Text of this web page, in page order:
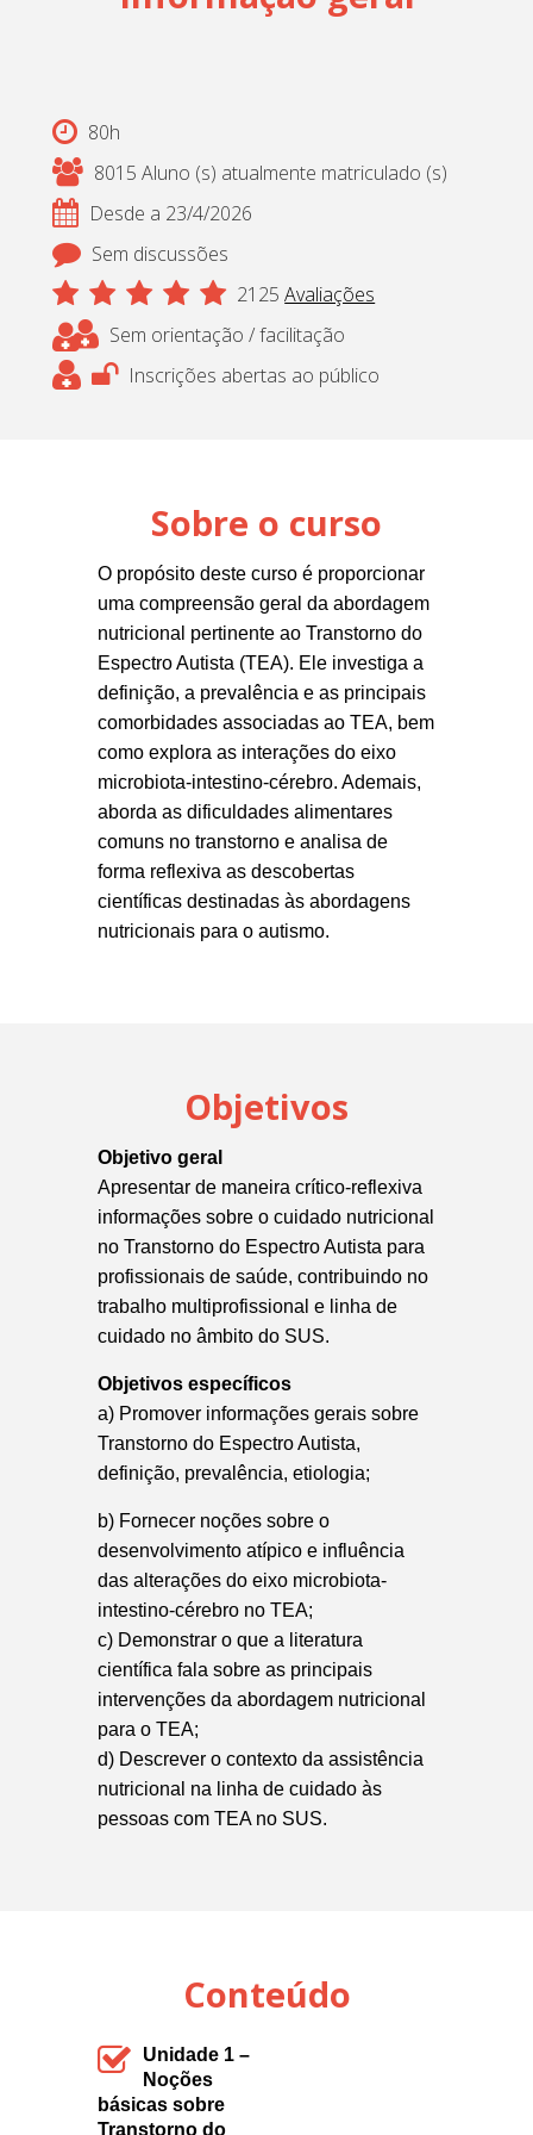
80h
8015 Aluno (s) atualmente matriculado (s)
Desde a 23/4/2026
Sem discussões
2125 Avaliações
Sem orientação / facilitação
Inscrições abertas ao público
Sobre o curso
O propósito deste curso é proporcionar
uma compreensão geral da abordagem
nutricional pertinente ao Transtorno do
Espectro Autista (TEA). Ele investiga a
definição, a prevalência e as principais
comorbidades associadas ao TEA, bem
como explora as interações do eixo
microbiota-intestino-cérebro. Ademais,
aborda as dificuldades alimentares
comuns no transtorno e analisa de
forma reflexiva as descobertas
científicas destinadas às abordagens
nutricionais para o autismo.
Objetivos
Objetivo geral
Apresentar de maneira crítico-reflexiva
informações sobre o cuidado nutricional
no Transtorno do Espectro Autista para
profissionais de saúde, contribuindo no
trabalho multiprofissional e linha de
cuidado no âmbito do SUS.
Objetivos específicos
a) Promover informações gerais sobre
Transtorno do Espectro Autista,
definição, prevalência, etiologia;
b) Fornecer noções sobre o
desenvolvimento atípico e influência
das alterações do eixo microbiota-
intestino-cérebro no TEA;
c) Demonstrar o que a literatura
científica fala sobre as principais
intervenções da abordagem nutricional
para o TEA;
d) Descrever o contexto da assistência
nutricional na linha de cuidado às
pessoas com TEA no SUS.
Conteúdo
Unidade 1 –
Noções
básicas sobre
Transtorno do